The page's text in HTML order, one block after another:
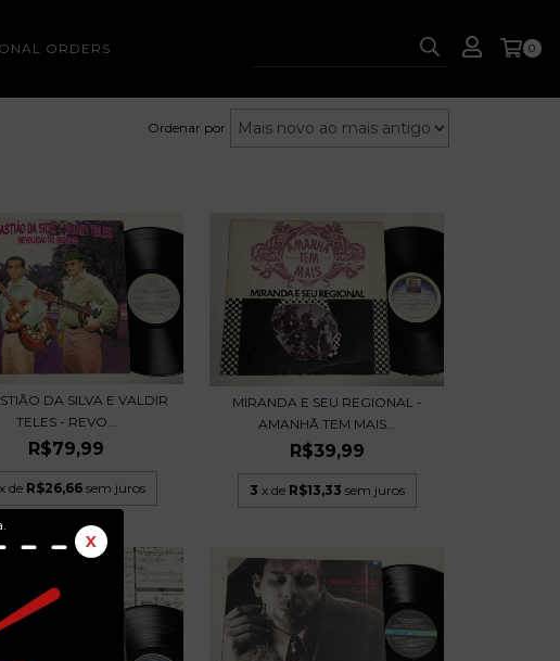
X
ORDERS 0
Ordenar por
DA SILVA E VALDIR
TELES - REVO...
R$79,99
x de R$26,66 sem juros
MIRANDA E SEU REGIONAL -
AMANHÃ TEM MAIS...
R$39,99
3 x de R$13,33 sem juros